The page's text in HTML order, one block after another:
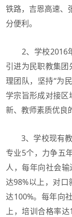
铁路，吉恩高速、
分便利。
2、学校2016年
引进为民职教集
理团队，坚持“为
学宗旨形成对接
新、教师素质优良
3、学校现有教
专业5个，力争五
人，每年向社会
达98%以上，对
达100%。每年向
上，培训合格率